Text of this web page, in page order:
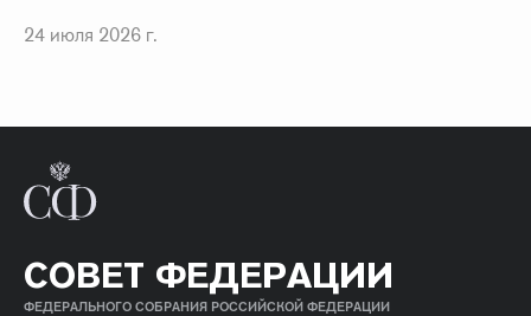
24 июля 2026 г.
СОВЕТ ФЕДЕРАЦИИ
ФЕДЕРАЛЬНОГО СОБРАНИЯ РОССИЙСКОЙ ФЕДЕРАЦИИ